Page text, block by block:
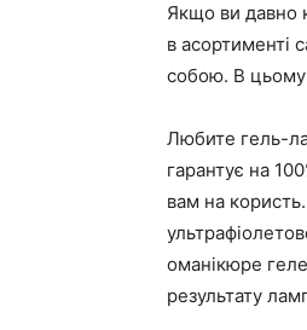
Якщо ви давно
в асортименті
собою. В цьому
Любите гель-
гарантує на
вам на
оманікюре
результату